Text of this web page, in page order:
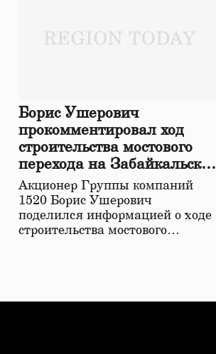
Борис Ушерович
прокомментировал ход
строительства мостового
перехода на Забайкальской
железной дороге
Акционер Группы компаний
1520 Борис Ушерович
поделился информацией о ходе
строительства мостового…